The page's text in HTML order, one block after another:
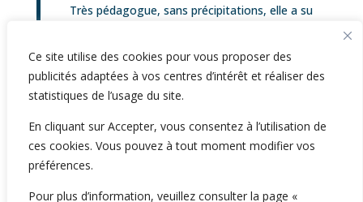
Ce site utilise des cookies pour vous proposer des
publicités adaptées à vos centres d’intérêt et réaliser des
statistiques de l’usage du site.
En cliquant sur Accepter, vous consentez à l’utilisation de
ces cookies. Vous pouvez à tout moment modifier vos
préférences.
Pour plus d’information, veuillez consulter la page «
Très pédagogue, sans précipitations, elle a su
Elle m’a envoyé la vidéo le soir même.
J’ai pu la télécharger
Mamita
Créer un compteDéjà un compte ? Se connecter